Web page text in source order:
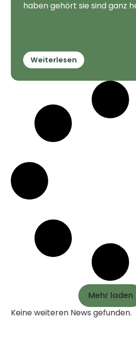
haben gehört sie sind ganz
Weiterlesen
Mehr laden
Keine weiteren News gefunden.